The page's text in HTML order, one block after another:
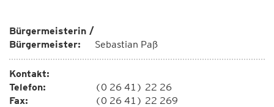
Bürgermeisterin /
Bürgermeister:
Sebastian Paß
Kontakt:
Telefon:
(0 26 41) 22 26
Fax:
(0 26 41) 22 269